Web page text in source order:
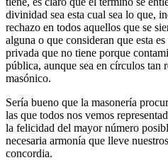
divinidad sea esta cual sea lo que,
rechazo en todos aquellos que se
alguna o que consideran que esta
privada que no tiene porque
pública, aunque sea en círculos tan
masónico.
Sería bueno que la masonería
las que todos nos vemos
la felicidad del mayor número
necesaria armonía que lleve
concordia.